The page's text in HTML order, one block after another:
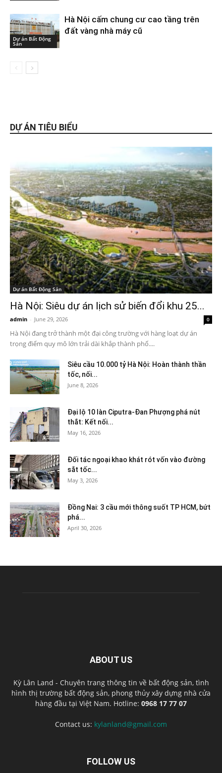
Dự án Bất Động
Sản
Hà Nội cấm chung cư cao tầng trên
đất vàng nhà máy cũ
DỰ ÁN TIÊU BIỂU
Dự án Bất Động Sản
Hà Nội: Siêu dự án lịch sử biến đổi khu 25...
admin - June 29, 2026 0
Hà Nội đang trở thành một đại công trường với hàng loạt dự án
trọng điểm quy mô lớn trải dài khắp thành phố....
Siêu cầu 10.000 tỷ Hà Nội: Hoàn thành thần
tốc, nối...
June 8, 2026
Đại lộ 10 làn Ciputra-Đan Phượng phá nút
thắt: Kết nối...
May 16, 2026
Đối tác ngoại khao khát rót vốn vào đường
sắt tốc...
May 3, 2026
Đồng Nai: 3 cầu mới thông suốt TP HCM, bứt
phá...
April 30, 2026
ABOUT US
Kỳ Lân Land - Chuyên trang thông tin về bất động sản, tình
hình thị trường bất động sản, phong thủy xây dựng nhà cửa
hàng đầu tại Việt Nam. Hotline: 0968 17 77 07
Contact us: kylanland@gmail.com
FOLLOW US